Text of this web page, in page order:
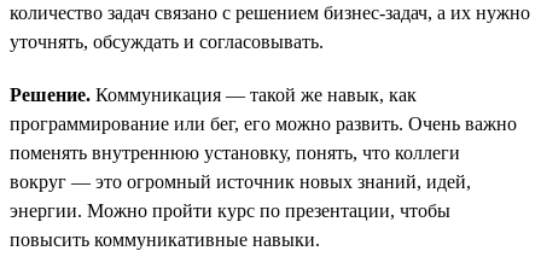
количество задач связано с решением бизнес-задач, а их нужно
уточнять, обсуждать и согласовывать.
Решение. Коммуникация — такой же навык, как
программирование или бег, его можно развить. Очень важно
поменять внутреннюю установку, понять, что коллеги
вокруг — это огромный источник новых знаний, идей,
энергии. Можно пройти курс по презентации, чтобы
повысить коммуникативные навыки.